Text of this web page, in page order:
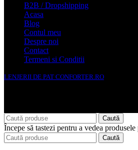
B2B / Dropshipping
Acasa
Blog
Contul meu
Despre noi
Contact
Termeni si Conditii
LENJERII DE PAT CONFORTER.RO
Caută
Începe să tastezi pentru a vedea produsele
Caută